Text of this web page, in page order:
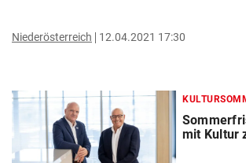
Niederösterreich 12.04.2021 17:30
mit Kultur